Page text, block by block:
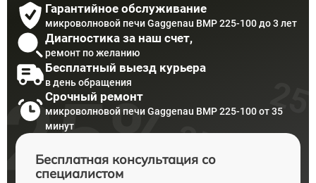
Гарантийное обслуживание
микроволновой печи Gaggenau BMP 225-100 до 3 лет
Диагностика за наш счет,
ремонт по желанию
Бесплатный выезд курьера
в день обращения
Срочный ремонт
микроволновой печи Gaggenau BMP 225-100 от 35
минут
Бесплатная консультация со
специалистом